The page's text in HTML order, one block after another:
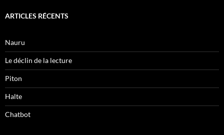
ARTICLES RÉCENTS
Nauru
Le déclin de la lecture
Piton
Halte
Chatbot